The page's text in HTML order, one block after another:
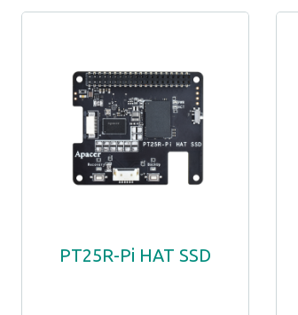
PT25R-Pi HAT SSD